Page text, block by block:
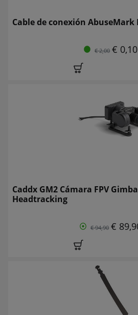
Cable de conexión AbuseMark
€ 2,00 €
Caddx GM2 Cámara FPV
Headtracking
€ 94,90 €